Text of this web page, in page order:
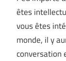
êtes
vous êtes
monde, il y
conversation